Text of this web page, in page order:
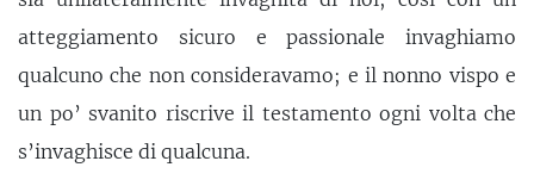
atteggiamento sicuro e passionale invaghiamo
qualcuno che non consideravamo; e il nonno vispo e
un po’ svanito riscrive il testamento ogni volta che
s’invaghisce di qualcuna.